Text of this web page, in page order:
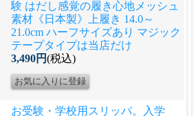
験 はだし感覚の履き心地メッシュ
素材《日本製》上履き 14.0～
21.0cm ハーフサイズあり マジック
テープタイプは当店だけ
3,490円(税込)
お受験・学校用スリッパ。入学